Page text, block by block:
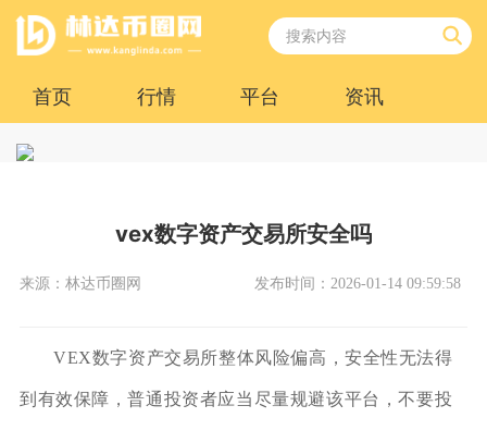
首页 行情 平台 资讯
vex数字资产交易所安全吗
来源：林达币圈网 发布时间：2026-01-14 09:59:58
VEX数字资产交易所整体风险偏高，安全性无法得
到有效保障，普通投资者应当尽量规避该平台，不要投